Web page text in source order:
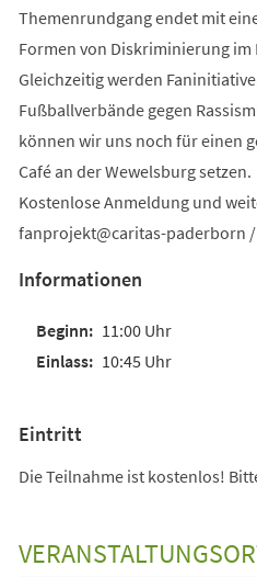
Themenrundgang endet mit
Formen von Diskriminierung
Gleichzeitig werden
Fußballverbände gegen
können wir uns noch für einen
Café an der Wewelsburg setzen.
Kostenlose Anmeldung und
fanprojekt@caritas-paderborn /
Informationen
11:00 Uhr
10:45 Uhr
Eintritt
Die Teilnahme ist kostenlos!